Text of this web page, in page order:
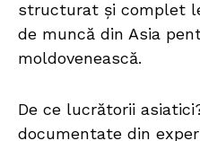
structurat și complet
de muncă din Asia
moldovenească.
De ce lucrătorii
documentate din